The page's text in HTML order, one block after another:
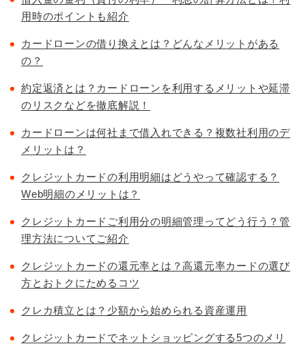
用時のポイントも紹介
カードローンの借り換えとは？どんなメリットがある
の？
約定返済とは？カードローンを利用するメリットや延滞
のリスクなどを徹底解説！
カードローンは何社まで借入れできる？複数社利用のデ
メリットは？
クレジットカードの利用明細はどうやって確認する？
Web明細のメリットは？
クレジットカードご利用分の明細管理ってどう行う？管
理方法についてご紹介
クレジットカードの還元率とは？高還元率カードの選び
方とおトクにためるコツ
クレカ積立とは？少額から始められる資産運用
クレジットカードでネットショッピングする5つのメリ